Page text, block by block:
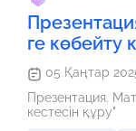
ге көбейту
05 Қаңтар
Презентация.
кестесін құру"